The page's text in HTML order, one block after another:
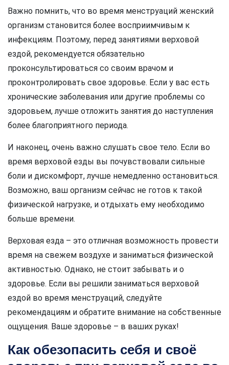
Важно помнить, что во время менструаций женский
организм становится более восприимчивым к
инфекциям. Поэтому, перед занятиями верховой
ездой, рекомендуется обязательно
проконсультироваться со своим врачом и
проконтролировать свое здоровье. Если у вас есть
хронические заболевания или другие проблемы со
здоровьем, лучше отложить занятия до наступления
более благоприятного периода.
И наконец, очень важно слушать свое тело. Если во
время верховой езды вы почувствовали сильные
боли и дискомфорт, лучше немедленно остановиться.
Возможно, ваш организм сейчас не готов к такой
физической нагрузке, и отдыхать ему необходимо
больше времени.
Верховая езда – это отличная возможность провести
время на свежем воздухе и заниматься физической
активностью. Однако, не стоит забывать и о
здоровье. Если вы решили заниматься верховой
ездой во время менструаций, следуйте
рекомендациям и обратите внимание на собственные
ощущения. Ваше здоровье – в ваших руках!
Как обезопасить себя и своё